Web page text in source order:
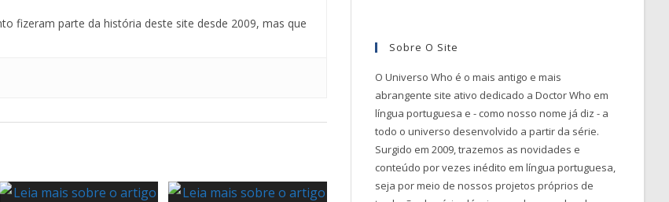
fizeram parte da história deste site desde 2009, mas que
Sobre O Site
O Universo Who é o mais antigo e mais
abrangente site ativo dedicado a Doctor Who em
língua portuguesa e - como nosso nome já diz - a
todo o universo desenvolvido a partir da série.
Surgido em 2009, trazemos as novidades e
conteúdo por vezes inédito em língua portuguesa,
seja por meio de nossos projetos próprios de